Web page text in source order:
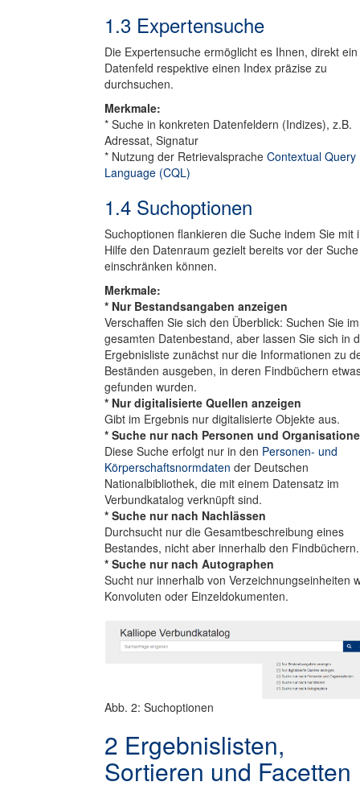
1.3 Expertensuche
Die Expertensuche ermöglicht es Ihnen, direkt ein
Datenfeld respektive einen Index präzise zu
durchsuchen.
Merkmale:
* Suche in konkreten Datenfeldern (Indizes), z.B.
Adressat, Signatur
* Nutzung der Retrievalsprache Contextual Query
Language (CQL)
1.4 Suchoptionen
Suchoptionen flankieren die Suche indem Sie mit
Hilfe den Datenraum gezielt bereits vor der Suche
einschränken können.
Merkmale:
* Nur Bestandsangaben anzeigen
Verschaffen Sie sich den Überblick: Suchen Sie im
gesamten Datenbestand, aber lassen Sie sich in
Ergebnisliste zunächst nur die Informationen zu
Beständen ausgeben, in deren Findbüchern
gefunden wurden.
* Nur digitalisierte Quellen anzeigen
Gibt im Ergebnis nur digitalisierte Objekte aus.
* Suche nur nach Personen und
Diese Suche erfolgt nur in den Personen- und
Körperschaftsnormdaten der Deutschen
Nationalbibliothek, die mit einem Datensatz im
Verbundkatalog verknüpft sind.
* Suche nur nach Nachlässen
Durchsucht nur die Gesamtbeschreibung eines
Bestandes, nicht aber innerhalb den Findbüchern.
* Suche nur nach Autographen
Sucht nur innerhalb von Verzeichnungseinheiten
Konvoluten oder Einzeldokumenten.
Abb. 2: Suchoptionen
2 Ergebnislisten,
Sortieren und Facetten